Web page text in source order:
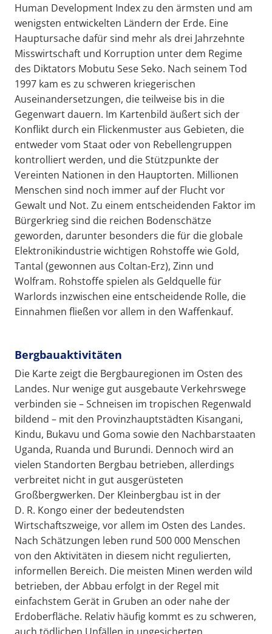
Human Development Index zu den ärmsten und am
wenigsten entwickelten Ländern der Erde. Eine
Hauptursache dafür sind mehr als drei Jahrzehnte
Misswirtschaft und Korruption unter dem Regime
des Diktators Mobutu Sese Seko. Nach seinem Tod
1997 kam es zu schweren kriegerischen
Auseinandersetzungen, die teilweise bis in die
Gegenwart dauern. Im Kartenbild äußert sich der
Konflikt durch ein Flickenmuster aus Gebieten, die
entweder vom Staat oder von Rebellengruppen
kontrolliert werden, und die Stützpunkte der
Vereinten Nationen in den Hauptorten. Millionen
Menschen sind noch immer auf der Flucht vor
Gewalt und Not. Zu einem entscheidenden Faktor im
Bürgerkrieg sind die reichen Bodenschätze
geworden, darunter besonders die für die globale
Elektronikindustrie wichtigen Rohstoffe wie Gold,
Tantal (gewonnen aus Coltan-Erz), Zinn und
Wolfram. Rohstoffe spielen als Geldquelle für
Warlords inzwischen eine entscheidende Rolle, die
Einnahmen fließen vor allem in den Waffenkauf.
Bergbauaktivitäten
Die Karte zeigt die Bergbauregionen im Osten des
Landes. Nur wenige gut ausgebaute Verkehrswege
verbinden sie – Schneisen im tropischen Regenwald
bildend – mit den Provinzhauptstädten Kisangani,
Kindu, Bukavu und Goma sowie den Nachbarstaaten
Uganda, Ruanda und Burundi. Dennoch wird an
vielen Standorten Bergbau betrieben, allerdings
verbreitet nicht in gut ausgerüsteten
Großbergwerken. Der Kleinbergbau ist in der
D. R. Kongo einer der bedeutendsten
Wirtschaftszweige, vor allem im Osten des Landes.
Nach Schätzungen leben rund 500 000 Menschen
von den Aktivitäten in diesem nicht regulierten,
informellen Bereich. Die meisten Minen werden wild
betrieben, der Abbau erfolgt in der Regel mit
einfachstem Gerät in Gruben an oder nahe der
Erdoberfläche. Relativ häufig kommt es zu schweren,